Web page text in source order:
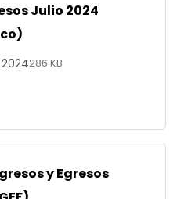
Julio 2024
286 KB
y Egresos